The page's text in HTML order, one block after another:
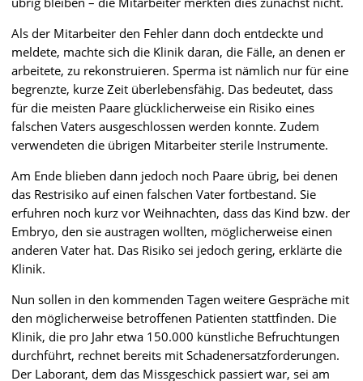
Als der Mitarbeiter den Fehler dann doch entdeckte und
meldete, machte sich die Klinik daran, die Fälle, an denen er
arbeitete, zu rekonstruieren. Sperma ist nämlich nur für eine
begrenzte, kurze Zeit überlebensfähig. Das bedeutet, dass
für die meisten Paare glücklicherweise ein Risiko eines
falschen Vaters ausgeschlossen werden konnte. Zudem
verwendeten die übrigen Mitarbeiter sterile Instrumente.
Am Ende blieben dann jedoch noch Paare übrig, bei denen
das Restrisiko auf einen falschen Vater fortbestand. Sie
erfuhren noch kurz vor Weihnachten, dass das Kind bzw. der
Embryo, den sie austragen wollten, möglicherweise einen
anderen Vater hat. Das Risiko sei jedoch gering, erklärte die
Klinik.
Nun sollen in den kommenden Tagen weitere Gespräche mit
den möglicherweise betroffenen Patienten stattfinden. Die
Klinik, die pro Jahr etwa 150.000 künstliche Befruchtungen
durchführt, rechnet bereits mit Schadenersatzforderungen.
Der Laborant, dem das Missgeschick passiert war, sei am